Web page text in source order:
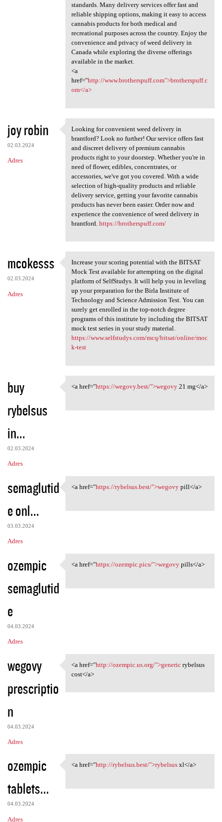
standards. Many delivery services offer fast and
reliable shipping options, making it easy to access
cannabis products for both medical and
recreational purposes across the country. Enjoy the
convenience and privacy of weed delivery in
Canada while exploring the diverse offerings
available in the market.
<a
href="http://www.brotherspuff.com">brotherspuff.c
om</a>
joy robin
02.03.2024
Adres
Looking for convenient weed
Looking for convenient weed delivery in
brantford? Look no further! Our service offers fast
and discreet delivery of premium cannabis
products right to your doorstep. Whether you're in
need of flower, edibles, concentrates, or
accessories, we've got you covered. With a wide
selection of high-quality products and reliable
delivery service, getting your favorite cannabis
products has never been easier. Order now and
experience the convenience of weed delivery in
brantford. https://brotherspuff.com/
mcokesss
02.03.2024
Adres
Increase your scoring
Increase your scoring potential with the BITSAT
Mock Test available for attempting on the digital
platform of SelfStudys. It will help you in leveling
up your preparation for the Birla Institute of
Technology and Science Admission Test. You can
surely get enrolled in the top-notch degree
programs of this institute by including the BITSAT
mock test series in your study material.
https://www.selfstudys.com/mcq/bitsat/online/moc
k-test
buy
rybelsus
in...
02.03.2024
Adres
<a href="https://wegovy.best/
<a href="https://wegovy.best/">wegovy21 mg</a>
semaglutid
e onl...
03.03.2024
Adres
<a href="https://rybelsus
<a href="https://rybelsus.best/">wegovypill</a>
ozempic
semaglutid
e
04.03.2024
Adres
<a href="https://ozempic.pics
<a href="https://ozempic.pics/">wegovypills</a>
wegovy
prescriptio
n
04.03.2024
Adres
<a href="http://ozempic.us
<a href="http://ozempic.us.org/">genericrybelsus
cost</a>
ozempic
tablets...
04.03.2024
Adres
<a href="http://rybelsus.best
<a href="http://rybelsus.best/">rybelsusxl</a>